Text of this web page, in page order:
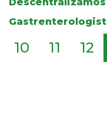
10 11 12